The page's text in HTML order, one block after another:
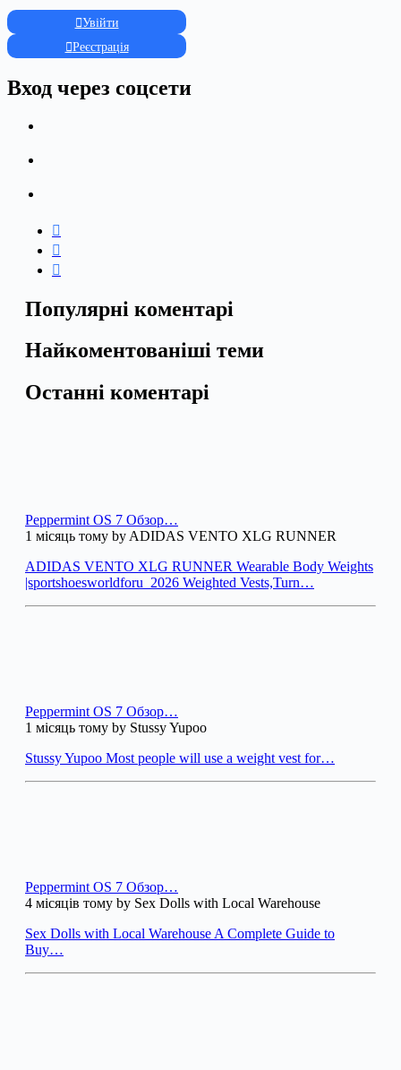
Увійти
Реєстрація
Вход через соцсети
Популярні коментарі
Найкоментованіші теми
Останні коментарі
Peppermint OS 7 Обзор…
1 місяць тому by ADIDAS VENTO XLG RUNNER
ADIDAS VENTO XLG RUNNER Wearable Body Weights
|sportshoesworldforu_2026 Weighted Vests,Turn…
Peppermint OS 7 Обзор…
1 місяць тому by Stussy Yupoo
Stussy Yupoo Most people will use a weight vest for…
Peppermint OS 7 Обзор…
4 місяців тому by Sex Dolls with Local Warehouse
Sex Dolls with Local Warehouse A Complete Guide to
Buy…